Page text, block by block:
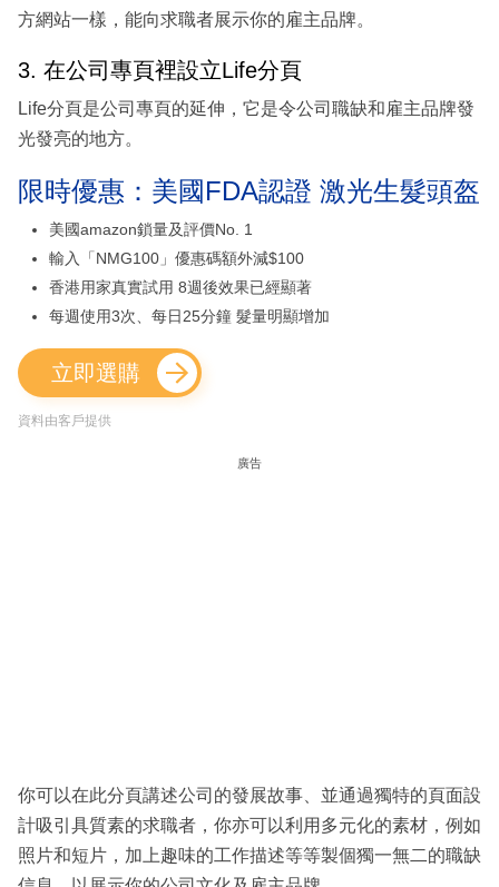
方網站一樣，能向求職者展示你的雇主品牌。
3. 在公司專頁裡設立Life分頁
Life分頁是公司專頁的延伸，它是令公司職缺和雇主品牌發
光發亮的地方。
限時優惠：美國FDA認證 激光生髮頭盔
美國amazon鎖量及評價No. 1
輸入「NMG100」優惠碼額外減$100
香港用家真實試用 8週後效果已經顯著
每週使用3次、每日25分鐘 髮量明顯增加
立即選購
資料由客戶提供
廣告
你可以在此分頁講述公司的發展故事、並通過獨特的頁面設
計吸引具質素的求職者，你亦可以利用多元化的素材，例如
照片和短片，加上趣味的工作描述等等製個獨一無二的職缺